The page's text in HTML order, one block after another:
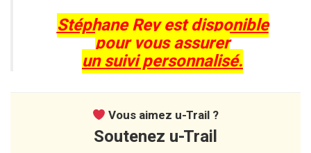
Stéphane Rey est disponible
pour vous assurer
un suivi personnalisé.
Vous aimez u-Trail ?
Soutenez u-Trail